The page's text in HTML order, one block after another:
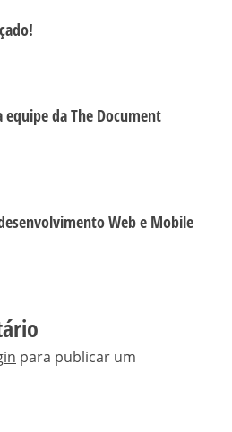
equipe da The Document
Web e Mobile
para publicar um